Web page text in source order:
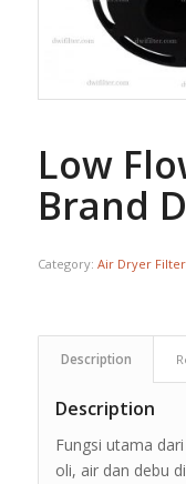
Low
Brand
Category: Air Dryer Filter
Description
Description
Fungsi utama
oli, air dan debu